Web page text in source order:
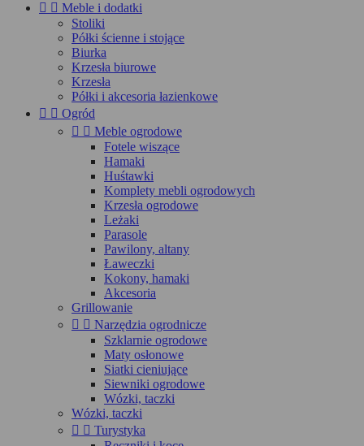
  Meble i dodatki
Stoliki
Półki ścienne i stojące
Biurka
Krzesła biurowe
Krzesła
Półki i akcesoria łazienkowe
  Ogród
  Meble ogrodowe
Fotele wiszące
Hamaki
Huśtawki
Komplety mebli ogrodowych
Krzesła ogrodowe
Leżaki
Parasole
Pawilony, altany
Ławeczki
Kokony, hamaki
Akcesoria
Grillowanie
  Narzędzia ogrodnicze
Szklarnie ogrodowe
Maty osłonowe
Siatki cieniujące
Siewniki ogrodowe
Wózki, taczki
Wózki, taczki
  Turystyka